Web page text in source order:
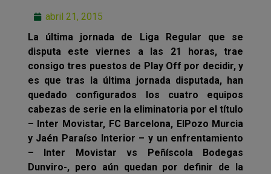
abril 21, 2015
La última jornada de Liga Regular que se
disputa este viernes a las 21 horas, trae
consigo tres puestos de Play Off por decidir, y
es que tras la última jornada disputada, han
quedado configurados los cuatro equipos
cabezas de serie en la eliminatoria por el título
– Inter Movistar, FC Barcelona, ElPozo Murcia
y Jaén Paraíso Interior – y un enfrentamiento
– Inter Movistar vs Peñíscola Bodegas
Dunviro-, pero aún quedan por definir de la